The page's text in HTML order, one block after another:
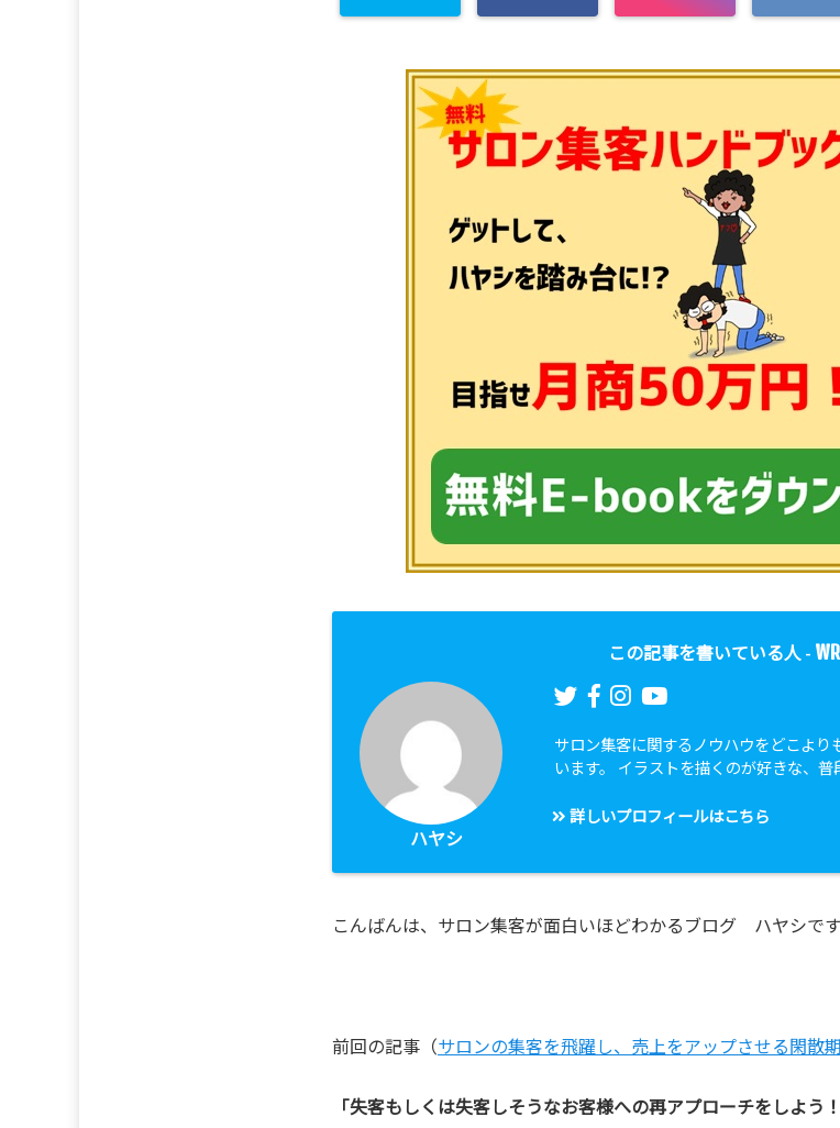
この記事を書いている人 -
ハヤシ
サロン集客に関するノウハウをどこよ
います。 イラストを描くのが好きな、普
詳しいプロフィールはこちら
こんばんは、サロン集客が面白いほどわかるブログ ハヤシです
前回の記事（サロンの集客を飛躍し、売上をアップさせる閑散
「失客もしくは失客しそうなお客様への再アプローチをしよう！